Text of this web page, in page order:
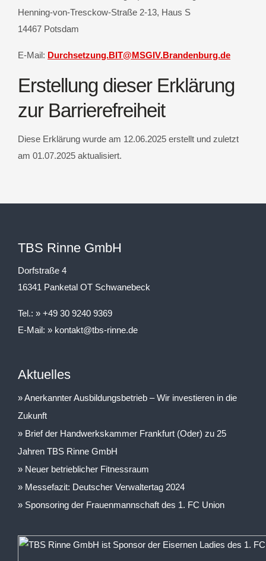
Henning-von-Tresckow-Straße 2-13, Haus S
14467 Potsdam
E-Mail: Durchsetzung.BIT@MSGIV.Brandenburg.de
Erstellung dieser Erklärung
zur Barrierefreiheit
Diese Erklärung wurde am 12.06.2025 erstellt und zuletzt
am 01.07.2025 aktualisiert.
TBS Rinne GmbH
Dorfstraße 4
16341 Panketal OT Schwanebeck
Tel.:
+49 30 9240 9369
E-Mail:
kontakt@tbs-rinne.de
Aktuelles
Anerkannter Ausbildungsbetrieb – Wir investieren in die
Zukunft
Brief der Handwerkskammer Frankfurt (Oder) zu 25
Jahren TBS Rinne GmbH
Neuer betrieblicher Fitnessraum
Messefazit: Deutscher Verwaltertag 2024
Sponsoring der Frauenmannschaft des 1. FC Union